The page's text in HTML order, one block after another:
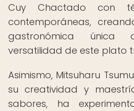
Cuy Chactado con
contemporáneas,
gastronómica
versatilidad de este plato
Asimismo, Mitsuharu
su creatividad y
sabores, ha